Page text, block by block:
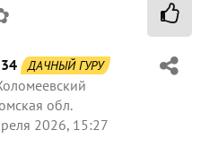
ДАЧНЫЙ ГУРУ
обл.
2026, 15:27